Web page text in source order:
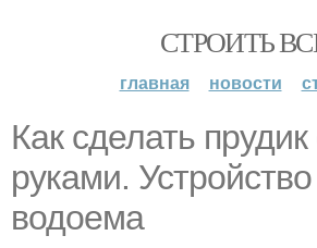
СТРОИТЬ
главная новости
Как сделать
руками.
водоема